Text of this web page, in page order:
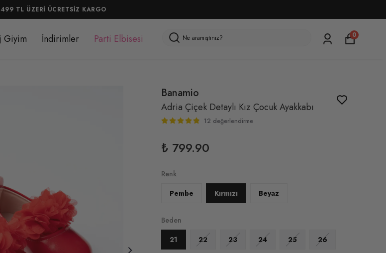
TL ÜZERİ ÜCRETSİZ KARGO
Giyim İndirimler Parti Elbisesi 0
Banamio
Adria Çiçek Detaylı Kız Çocuk Ayakkabı
12 değerlendirme
₺ 799.90
Renk
Pembe
Kırmızı Beyaz
Beden
21
22 23 24 25 26